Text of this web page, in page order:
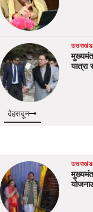
उत्तराखंड
यात्रा
देहरादून
उत्तराखंड